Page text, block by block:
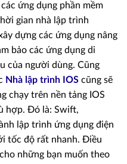
ứng dụng phần mềm
gian nhà lập trình
dựng các ứng dụng nâng
bảo các ứng dụng di
của người dùng. Cũng
Nhà lập trình IOS cũng sẽ
chạy trên nền tảng IOS
hợp. Đó là: Swift,
lập trình ứng dụng điện
tốc độ rất nhanh. Điều
những bạn muốn theo